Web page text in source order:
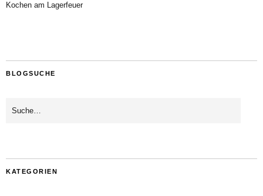
Kochen am Lagerfeuer
BLOGSUCHE
KATEGORIEN